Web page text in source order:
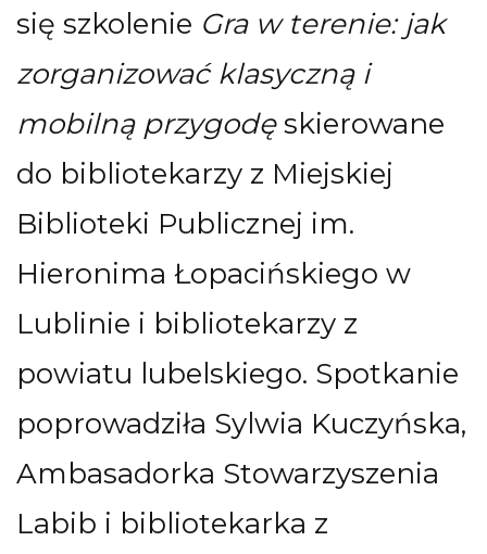
się szkolenie Gra w terenie: jak
zorganizować klasyczną i
mobilną przygodęskierowane
do bibliotekarzy z Miejskiej
Biblioteki Publicznej im.
Hieronima Łopacińskiego w
Lublinie i bibliotekarzy z
powiatu lubelskiego. Spotkanie
poprowadziła Sylwia Kuczyńska,
Ambasadorka Stowarzyszenia
Labib i bibliotekarka z